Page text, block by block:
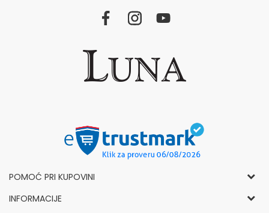
POMOĆ PRI KUPOVINI
Opšti uslovi korišćenja i prodaje
INFORMACIJE